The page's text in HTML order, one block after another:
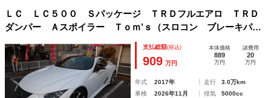
ＬＣ ＬＣ５００ Ｓパッケージ ＴＲＤフルエアロ ＴＲＤ
ダンパー Ａスポイラー Ｔｏｍ’ｓ（スロコン ブレーキパッ
ド）オーカー内装 シートＨ リアフォグ Ｈヒーター ヘッ
ドアップＤ ナビフルセグ エアクリ改 デジタルミラー
Ｄ Ｕ
支払総額(税込)
909 万円
本体価格
889
万円
諸費用
20
万円
年式 2017年 走行
3.0万km
車検
2026年11月 排気
5000cc